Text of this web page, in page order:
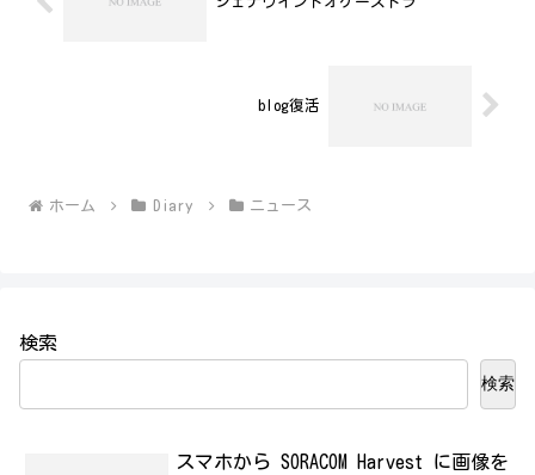
blog復活
ホーム Diary ニュース
検索
検索
スマホから SORACOM Harvest に画像を